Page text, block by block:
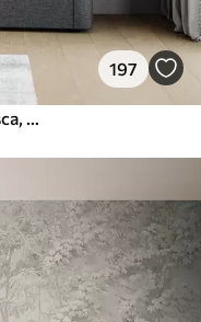
197